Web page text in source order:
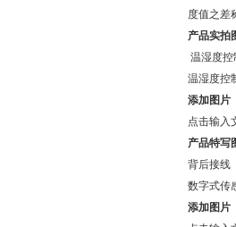
度值之差
产品实拍
温湿度控
温湿度控
添加图片
点击输入
产品特写
背后接线
数字式传
添加图片